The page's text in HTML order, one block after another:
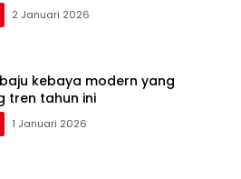
2 Januari 2026
kebaya modern yang
tren tahun ini
1 Januari 2026